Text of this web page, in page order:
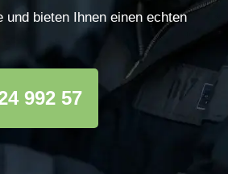
und bieten Ihnen einen echten
992 57